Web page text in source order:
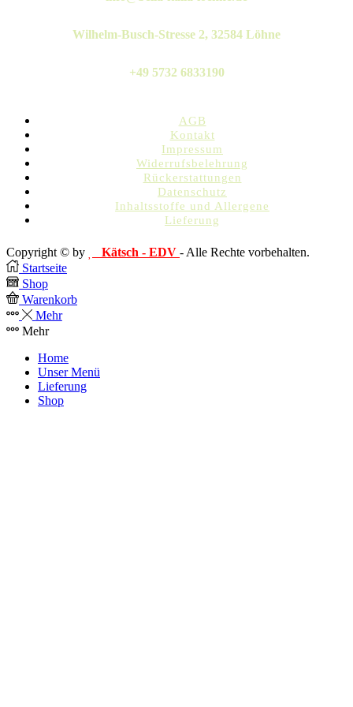
Wilhelm-Busch-Stresse 2, 32584 Löhne
+49 5732 6833190
AGB
Kontakt
Impressum
Widerrufsbelehrung
Rückerstattungen
Datenschutz
Inhaltsstoffe und Allergene
Lieferung
Copyright © by Kätsch - EDV - Alle Rechte vorbehalten.
Startseite
Shop
Warenkorb
Mehr
Mehr
Home
Unser Menü
Lieferung
Shop